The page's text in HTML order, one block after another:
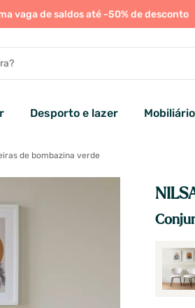
vaga de saldos até -50% de desconto
Desporto e lazer
de bombazina verde